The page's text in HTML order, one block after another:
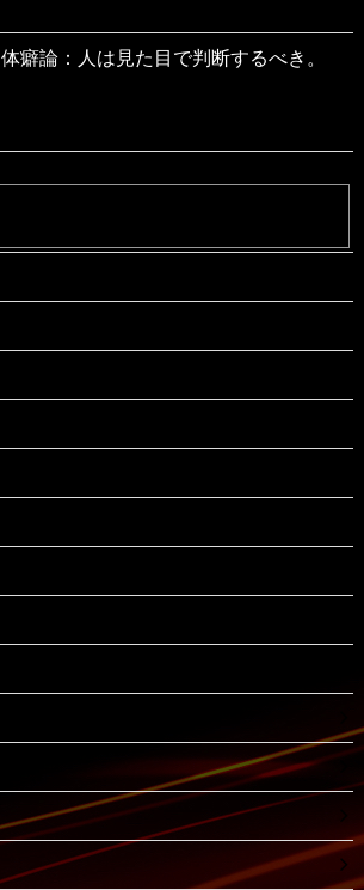
体癖論：人は見た目で判断するべき。